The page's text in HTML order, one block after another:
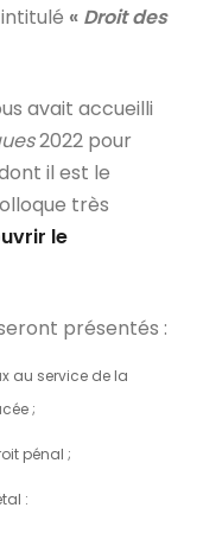
« Droit des
avait accueilli
2022 pour
il est le
très
le
présentés :
au service de la
;
pénal ;
: